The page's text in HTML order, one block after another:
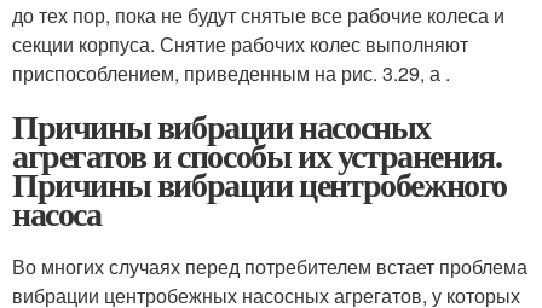
до тех пор, по­ка не будут снятые все рабочие коле­са и
секции корпуса. Снятие рабо­чих колес выполняют
приспособлением, приведенным на рис. 3.29, а .
Причины вибрации насосных
агрегатов и способы их устранения.
Причины вибрации центробежного
насоса
Во многих случаях перед потребителем встает проблема
вибрации центробежных насосных агрегатов, у которых